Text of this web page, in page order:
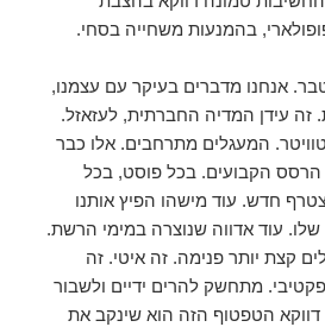
בהמנעות משחייה בסחי.
אנחנו מדברים בעיקר עם עצמנו,
זה עידן המדיה החברתית, לעזאזל.
טוויטר. המעגלים מתרחבים. אלו כבר
הרסס הקבועים. בכל פוסט, בכל
חדש. עוד מישהו הפיץ אותנו
עוד אדווה שנוצרה במימי הרשת.
קצת יותר פנימה. זה איטי. זה
מתחשק להרים ידיים ולשבור
הטפטוף הזה הוא שינקב את